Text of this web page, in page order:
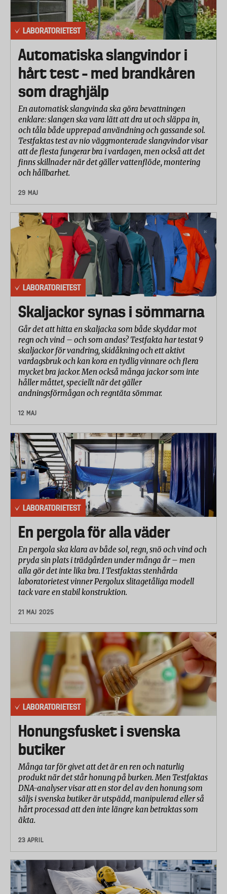
betygsatts på en skala från 1 till 5 där 5 är bäst. I
totalbetyget har störst vikt (80 procent) lagts vid
cykelhållarens stabilitet och hållfasthet.
Korrosionsbeständigheten har viktats in med 20
procent.
LABORATORIETEST
Automatiska slangvindor i
hårt test – med brandkåren
som draghjälp
En automatisk slangvinda ska göra bevattningen
enklare: slangen ska vara lätt att dra ut och släppa in,
och tåla både upprepad användning och gassande sol.
Testfaktas test av nio väggmonterade slangvindor visar
att de flesta fungerar bra i vardagen, men också att det
finns skillnader när det gäller vattenflöde, montering
och hållbarhet.
29 MAJ
LABORATORIETEST
Skaljackor synas i sömmarna
Går det att hitta en skaljacka som både skyddar mot
regn och vind – och som andas? Testfakta har testat 9
skaljackor för vandring, skidåkning och ett aktivt
vardagsbruk och kan kora en tydlig vinnare och flera
mycket bra jackor. Men också många jackor som inte
håller måttet, speciellt när det gäller
andningsförmågan och regntäta sömmar.
12 MAJ
LABORATORIETEST
En pergola för alla väder
En pergola ska klara av både sol, regn, snö och vind och
pryda sin plats i trädgården under många år – men
alla gör det inte lika bra. I Testfaktas stenhårda
laboratorietest vinner Pergolux slitagetåliga modell
tack vare en stabil konstruktion.
21 MAJ 2025
LABORATORIETEST
Honungsfusket i svenska
butiker
Många tar för givet att det är en ren och naturlig
produkt när det står honung på burken. Men Testfaktas
DNA-analyser visar att en stor del av den honung som
säljs i svenska butiker är utspädd, manipulerad eller så
hårt processad att den inte längre kan betraktas som
äkta.
23 APRIL